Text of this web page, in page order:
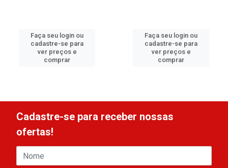
Faça seu login ou
cadastre-se para
ver preços e
comprar
Faça seu login ou
cadastre-se para
ver preços e
comprar
Cadastre-se para receber nossas
ofertas!